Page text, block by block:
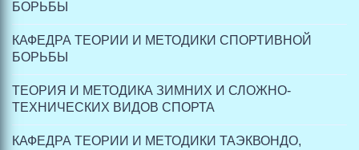
БОРЬБЫ
КАФЕДРА ТЕОРИИ И МЕТОДИКИ СПОРТИВНОЙ
БОРЬБЫ
ТЕОРИЯ И МЕТОДИКА ЗИМНИХ И СЛОЖНО-
ТЕХНИЧЕСКИХ ВИДОВ СПОРТА
КАФЕДРА ТЕОРИИ И МЕТОДИКИ ТАЭКВОНДО,